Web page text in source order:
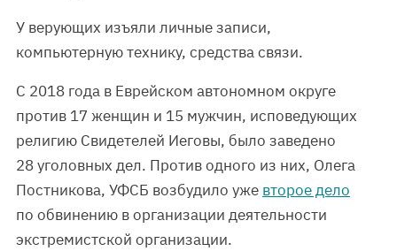
У верующих изъяли личные записи,
компьютерную технику, средства связи.
С 2018 года в Еврейском автономном округе
против 17 женщин и 15 мужчин, исповедующих
религию Свидетелей Иеговы, было заведено
28 уголовных дел. Против одного из них, Олега
Постникова, УФСБ возбудило уже второе дело
по обвинению в организации деятельности
экстремистской организации.